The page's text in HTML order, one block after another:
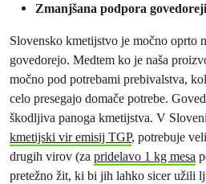
Zmanjšana podpora
Slovensko kmetijstvo je močno oprto
govedorejo. Medtem ko je naša
močno pod potrebami prebivalstva,
celo presegajo domače potrebe.
škodljiva panoga kmetijstva. V
kmetijski vir emisij TGP, potrebuje
drugih virov (za pridelavo 1 kg mesa
pretežno žit, ki bi jih lahko sicer užili